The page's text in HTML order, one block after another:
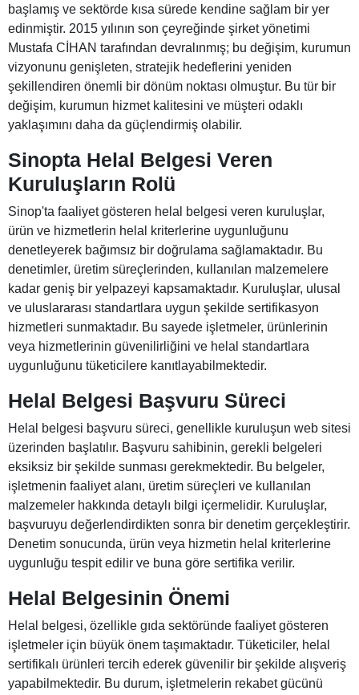
başlamış ve sektörde kısa sürede kendine sağlam bir yer
edinmiştir. 2015 yılının son çeyreğinde şirket yönetimi
Mustafa CİHAN tarafından devralınmış; bu değişim, kurumun
vizyonunu genişleten, stratejik hedeflerini yeniden
şekillendiren önemli bir dönüm noktası olmuştur. Bu tür bir
değişim, kurumun hizmet kalitesini ve müşteri odaklı
yaklaşımını daha da güçlendirmiş olabilir.
Sinopta Helal Belgesi Veren
Kuruluşların Rolü
Sinop'ta faaliyet gösteren helal belgesi veren kuruluşlar,
ürün ve hizmetlerin helal kriterlerine uygunluğunu
denetleyerek bağımsız bir doğrulama sağlamaktadır. Bu
denetimler, üretim süreçlerinden, kullanılan malzemelere
kadar geniş bir yelpazeyi kapsamaktadır. Kuruluşlar, ulusal
ve uluslararası standartlara uygun şekilde sertifikasyon
hizmetleri sunmaktadır. Bu sayede işletmeler, ürünlerinin
veya hizmetlerinin güvenilirliğini ve helal standartlara
uygunluğunu tüketicilere kanıtlayabilmektedir.
Helal Belgesi Başvuru Süreci
Helal belgesi başvuru süreci, genellikle kuruluşun web sitesi
üzerinden başlatılır. Başvuru sahibinin, gerekli belgeleri
eksiksiz bir şekilde sunması gerekmektedir. Bu belgeler,
işletmenin faaliyet alanı, üretim süreçleri ve kullanılan
malzemeler hakkında detaylı bilgi içermelidir. Kuruluşlar,
başvuruyu değerlendirdikten sonra bir denetim gerçekleştirir.
Denetim sonucunda, ürün veya hizmetin helal kriterlerine
uygunluğu tespit edilir ve buna göre sertifika verilir.
Helal Belgesinin Önemi
Helal belgesi, özellikle gıda sektöründe faaliyet gösteren
işletmeler için büyük önem taşımaktadır. Tüketiciler, helal
sertifikalı ürünleri tercih ederek güvenilir bir şekilde alışveriş
yapabilmektedir. Bu durum, işletmelerin rekabet gücünü